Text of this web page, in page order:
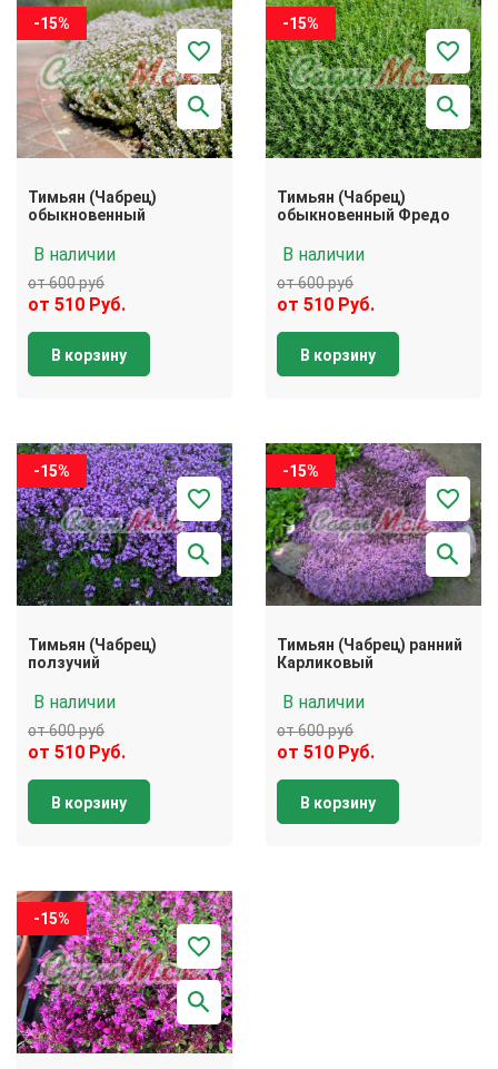
-15%
Тимьян (Чабрец)
обыкновенный
В наличии
от 600 руб
от 510 Руб.
В корзину
-15%
Тимьян (Чабрец)
обыкновенный Фредо
В наличии
от 600 руб
от 510 Руб.
В корзину
-15%
Тимьян (Чабрец)
ползучий
В наличии
от 600 руб
от 510 Руб.
В корзину
-15%
Тимьян (Чабрец) ранний
Карликовый
В наличии
от 600 руб
от 510 Руб.
В корзину
-15%